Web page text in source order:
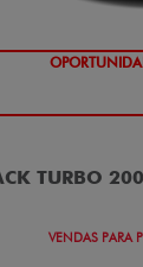
TURBO
VENDAS PARA